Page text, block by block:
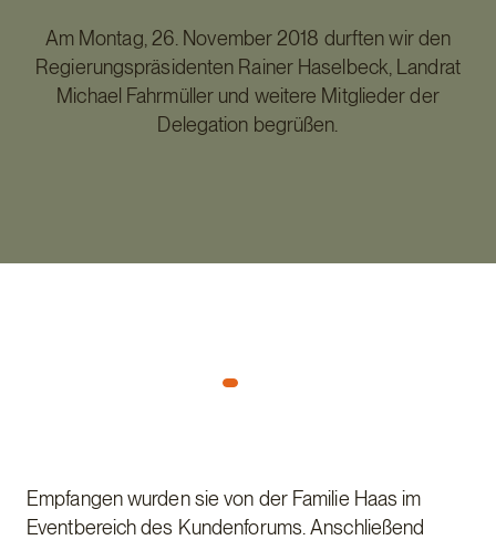
Am Montag, 26. November 2018 durften wir den
Regierungspräsidenten Rainer Haselbeck, Landrat
Michael Fahrmüller und weitere Mitglieder der
Delegation begrüßen.
Empfangen wurden sie von der Familie Haas im
Eventbereich des Kundenforums. Anschließend